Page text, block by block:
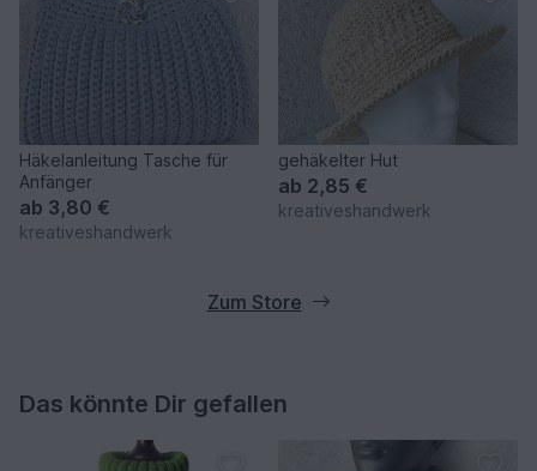
Häkelanleitung Tasche für
Anfänger
ab 3,80 €
kreativeshandwerk
gehäkelter Hut
ab 2,85 €
kreativeshandwerk
Zum Store
Das könnte Dir gefallen